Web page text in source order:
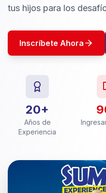
tus hijos para los
Inscríbete Ahora
20+
Años de
Experiencia